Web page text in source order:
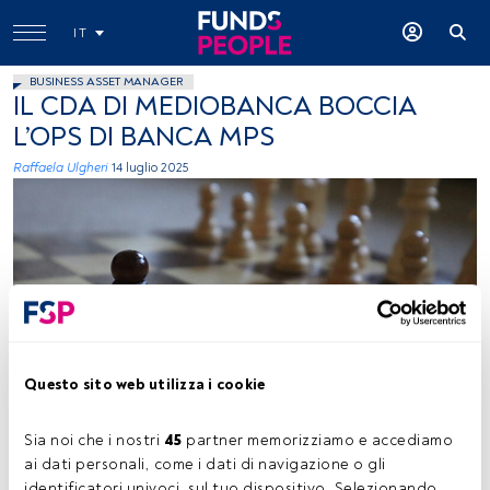
Questo sito web utilizza i cookie
Sia noi che i nostri 45 partner memorizziamo e accediamo
ai dati personali, come i dati di navigazione o gli
IT
BUSINESS ASSET MANAGER
IL CDA DI MEDIOBANCA BOCCIA
L’OPS DI BANCA MPS
Raffaela Ulgheri 14 luglio 2025